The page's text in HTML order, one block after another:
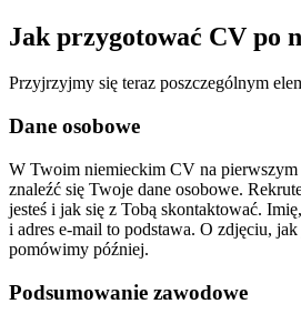
Jak przygotować CV po
Przyjrzyjmy się teraz poszczególnym
Dane osobowe
W Twoim niemieckim CV na pierwszym
znaleźć się Twoje dane osobowe.
jesteś i jak się z Tobą skontaktować.
i adres e-mail to podstawa. O zdjęciu,
pomówimy później.
Podsumowanie zawodowe